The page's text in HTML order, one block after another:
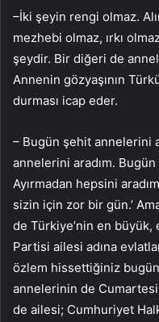
–İki şeyin rengi olmaz.
mezhebi olmaz, ırkı
şeydir. Bir diğeri de
Annenin gözyaşının
durması icap eder.
– Bugün şehit annelerini
annelerini aradım.
Ayırmadan hepsini
sizin için zor bir gün.’
de Türkiye’nin en
Partisi ailesi adına
özlem hissettiğiniz
annelerinin de
de ailesi; Cumhuriyet